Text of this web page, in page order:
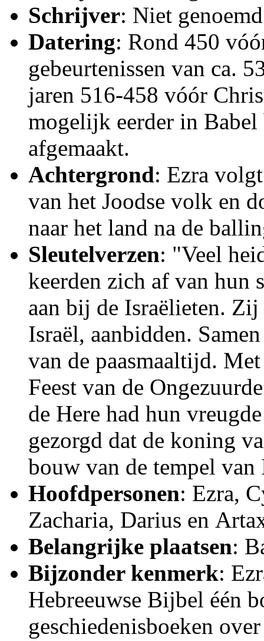
Schrijver: Niet
Datering: Rond 450
gebeurtenissen van ca.
jaren 516-458 vóór
mogelijk eerder in Babel
afgemaakt.
Achtergrond: Ezra
van het Joodse volk en
naar het land na de
Sleutelverzen: "Veel
keerden zich af van hun
aan bij de Israëlieten.
Israël, aanbidden.
van de paasmaaltijd.
Feest van de
de Here had hun
gezorgd dat de koning
bouw van de tempel
Hoofdpersonen: Ezra,
Zacharia, Darius en
Belangrijke plaatsen:
Bijzonder kenmerk:
Hebreeuwse Bijbel één
geschiedenisboeken